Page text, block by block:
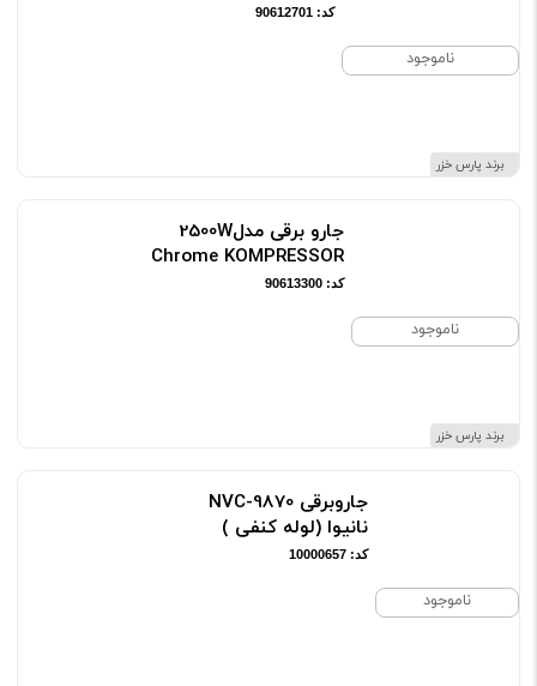
ناموجود
برند پارس خزر
کد: 90612701
ناموجود
برند پارس خزر
جارو برقی مدل2500W
Chrome KOMPRESSOR
کد: 90613300
ناموجود
جاروبرقی NVC-9870
نانیوا (لوله کنفی )
کد: 10000657